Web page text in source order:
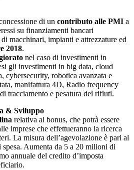
di un contributo alle PMI a
su finanziamenti bancari
macchinari, impianti e attrezzature ed
2018.
nel caso di investimenti in
gli investimenti in big data, cloud
cybersecurity, robotica avanzata e
manifattura 4D, Radio frequency
tracciamento e pesatura dei rifiuti.
& Sviluppo
relativa al bonus, che potrà essere
imprese che effettueranno la ricerca
La misura dell’agevolazione è pari al
Aumenta da 5 a 20 milioni di
annuale del credito d’imposta